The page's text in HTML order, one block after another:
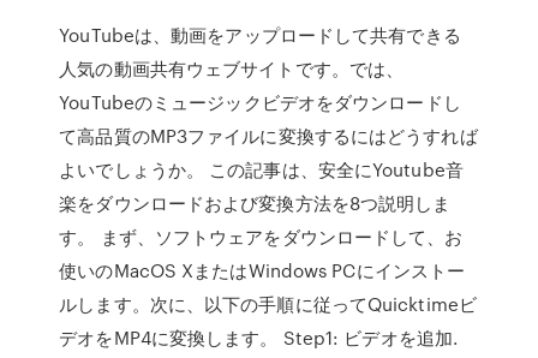
YouTubeは、動画をアップロードして共有できる
人気の動画共有ウェブサイトです。では、
YouTubeのミュージックビデオをダウンロードし
て高品質のMP3ファイルに変換するにはどうすれば
よいでしょうか。 この記事は、安全にYoutube音
楽をダウンロードおよび変換方法を8つ説明しま
す。 まず、ソフトウェアをダウンロードして、お
使いのMacOS XまたはWindows PCにインストー
ルします。次に、以下の手順に従ってQuicktimeビ
デオをMP4に変換します。 Step1: ビデオを追加.